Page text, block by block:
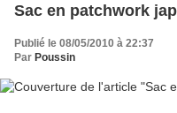
Sac en patchwork
Publié le 08/05/2010 à 22:37
Par Poussin